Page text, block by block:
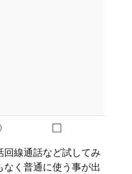
線通話など試してみ
なく普通に使う事が出